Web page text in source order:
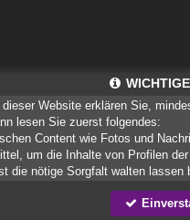
Website erklären Sie,
lesen Sie zuerst folgendes:
Content wie Fotos und
um die Inhalte von Profilen
die nötige Sorgfalt walten
die zusammen mit den